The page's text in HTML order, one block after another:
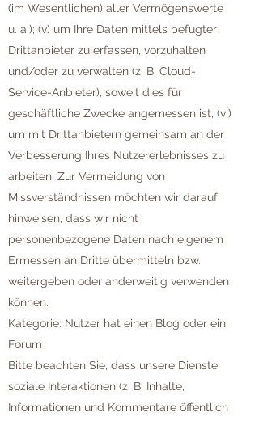
(im Wesentlichen) aller Vermögenswerte
u. a.); (v) um Ihre Daten mittels befugter
Drittanbieter zu erfassen, vorzuhalten
und/oder zu verwalten (z. B. Cloud-
Service-Anbieter), soweit dies für
geschäftliche Zwecke angemessen ist; (vi)
um mit Drittanbietern gemeinsam an der
Verbesserung Ihres Nutzererlebnisses zu
arbeiten. Zur Vermeidung von
Missverständnissen möchten wir darauf
hinweisen, dass wir nicht
personenbezogene Daten nach eigenem
Ermessen an Dritte übermitteln bzw.
weitergeben oder anderweitig verwenden
können.
Kategorie: Nutzer hat einen Blog oder ein
Forum
Bitte beachten Sie, dass unsere Dienste
soziale Interaktionen (z. B. Inhalte,
Informationen und Kommentare öffentlich